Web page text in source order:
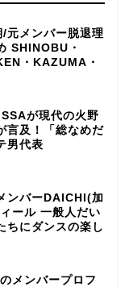
/元メンバー脱退理
SHINOBU・
・KAZUMA・
が現代の火野
言及！「総なめだ
男代表
ンバーDAICHI(加
ール 一般人だい
ちにダンスの楽し
メンバープロフ